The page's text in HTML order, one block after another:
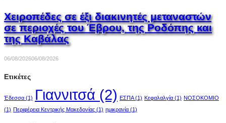
Χειροπέδες σε έξι διακινητές μεταναστών
σε περιοχές του Έβρου, της Ροδόπης και
της Καβάλας
06/08/202606/08/2026
Ετικέτες
Έδεσσα (1) Γιαννιτσά (2) ΕΣΠΑ(1) Κεφαλαλγία (1) ΝΟΣΟΚΟΜΙΟ
(1) Περιφέρεια Κεντρικής Μακεδονίας (1) ημικρανία (1)